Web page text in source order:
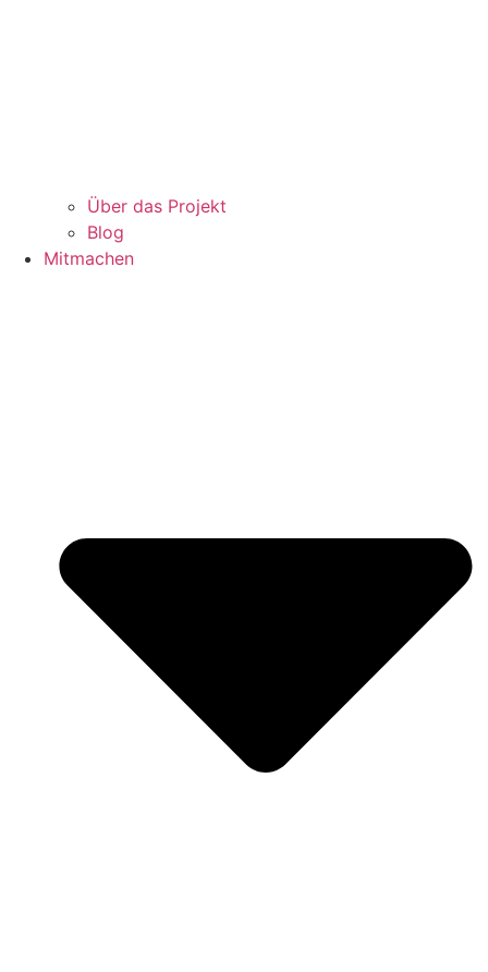
Über das Projekt
Blog
Mitmachen